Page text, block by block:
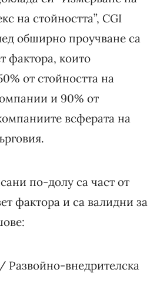
на стойността”, CGI
обширно проучване са
фактора, които
от стойността на
и 90% от
всферата на
по-долу са част от
фактора и са валидни за
внедрителска